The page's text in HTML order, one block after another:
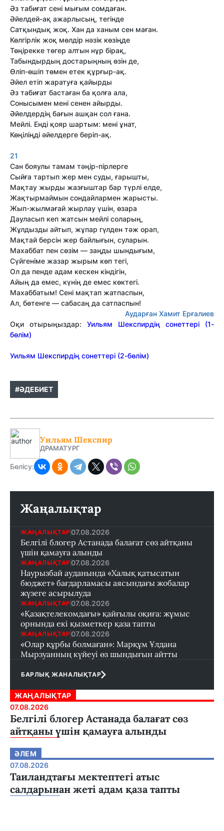
Әз табиғат сені мығым сомдаған.
Әйелдей-ақ ажарлысың, тегінде
Сатқындық жоқ. Хан да ханым сен маған.
Көлгірлік жоқ мөлдір нәзік көзіңде
Төңірекке төгер алтын нұр бірақ,
Табындырдың достарыңның өзін де,
Өліп-өшіп төмен етек құрғыр-ақ.
Әйел етіп жаратуға қайырды
Әз табиғат бастаған ба қолға ала,
Сонысымен мені сенен айырды.
Әйелдердің бағын ашқан сол ғана.
Мейлі. Енді қояр шартым: мені ұнат,
Көңіліңді әйелдерге беріп-ақ.
21
Сан бояулы тамам тәңір-пірлерге
Сыйға тартып жер мен суды, ғарышты,
Мақтау жырды жазғыштар бар түрлі елде,
Жақтырмаймын сондайлармен жарысты.
Жып-жылмағай жырлау үшін, өзара
Дауласып кеп жатсын мейлі соларың,
Жұлдызды айтып, жұпар гүлден тәж орап,
Мақтай берсін жер байлығын, суларын.
Махаббат пен сөзім — заңды шындығым,
Сүйгеніме жазар жырым көп тегі,
Ол да пенде адам кескен кіндігін,
Айың да емес, күнің де емес көктегі.
Махаббатым! Сені мақтап жатпаспын,
Ал, бөтенге — сабасаң да сатпаспын!
Аударған Хамит Ерғалиев
Оқи отырыңыздар: Уильям Шекспирдің сонеттері (1-
бөлім)
Уильям Шекспирдің сонеттері (2-бөлім)
#ӘДЕБИЕТ
Уильям Шекспир
ДРАМАТУРГ
Бөлісу:
Жаңалықтар
ЖАҢАЛЫҚТАР 07.08.2026
Белгілі блогер Астанада балағат сөз айтқаны
үшін қамауға алынды
ЖАҢАЛЫҚТАР 07.08.2026
Наурызбай ауданында «Халық қатысатын
бюджет» бағдарламасы аясындағы жобалар
жүзеге асырылуда
ЖАҢАЛЫҚТАР 07.08.2026
«Қазақтелекомдағы» қайғылы оқиға: жұмыс
орнында екі қызметкер қаза тапты
ЖАҢАЛЫҚТАР 07.08.2026
«Олар құрбы болмаған»: Марқұм Ұлдана
Мырзуанның күйеуі өз шындығын айтты
БАРЛЫҚ ЖАНАЛЫҚТАР
ЖАҢАЛЫҚТАР
07.08.2026
Белгілі блогер Астанада балағат сөз
айтқаны үшін қамауға алынды
ӘЛЕМ
07.08.2026
Таиландтағы мектептегі атыс
салдарынан жеті адам қаза тапты